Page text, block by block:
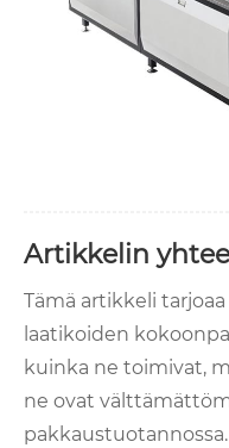
Artikkelin
Tämä artikkeli
laatikoiden
kuinka ne toimivat,
ne ovat